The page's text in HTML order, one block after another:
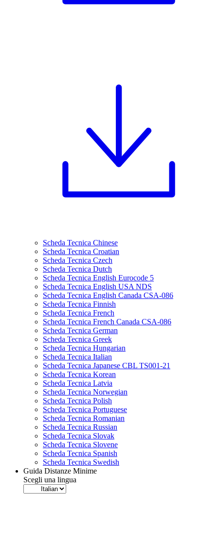
Scheda Tecnica Chinese
Scheda Tecnica Croatian
Scheda Tecnica Czech
Scheda Tecnica Dutch
Scheda Tecnica English Eurocode 5
Scheda Tecnica English USA NDS
Scheda Tecnica English Canada CSA-086
Scheda Tecnica Finnish
Scheda Tecnica French
Scheda Tecnica French Canada CSA-086
Scheda Tecnica German
Scheda Tecnica Greek
Scheda Tecnica Hungarian
Scheda Tecnica Italian
Scheda Tecnica Japanese CBL TS001-21
Scheda Tecnica Korean
Scheda Tecnica Latvia
Scheda Tecnica Norwegian
Scheda Tecnica Polish
Scheda Tecnica Portuguese
Scheda Tecnica Romanian
Scheda Tecnica Russian
Scheda Tecnica Slovak
Scheda Tecnica Slovene
Scheda Tecnica Spanish
Scheda Tecnica Swedish
Guida Distanze Minime
Scegli una lingua